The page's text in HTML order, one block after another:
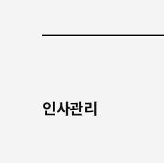
인사관리